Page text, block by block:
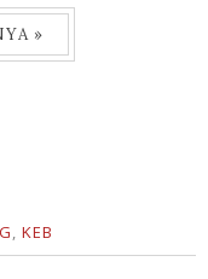
»
, KEB